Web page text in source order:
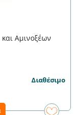
Αμινοξέων
Διαθέσιμο